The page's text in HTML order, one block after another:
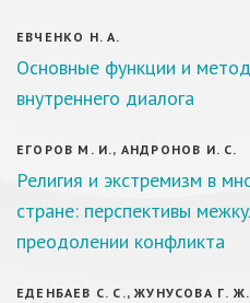
ЕВЧЕНКО Н. А.
Основные функции и
внутреннего диалога
ЕГОРОВ М. И., АНДРОНОВ И. С.
Религия и экстремизм в
стране: перспективы
преодолении конфликта
ЕДЕНБАЕВ С. С., ЖУНУСОВА Г.